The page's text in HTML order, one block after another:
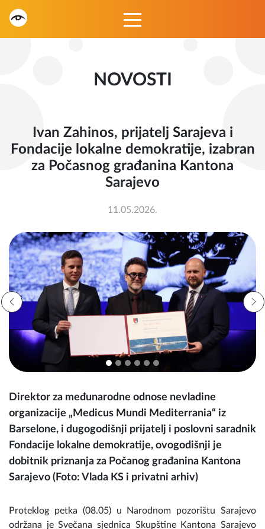
NOVOSTI
Ivan Zahinos, prijatelj Sarajeva i
Fondacije lokalne demokratije, izabran
za Počasnog građanina Kantona
Sarajevo
11.05.2026.
Direktor za međunarodne odnose nevladine
organizacije „Medicus Mundi Mediterrania“ iz
Barselone, i dugogodišnji prijatelj i poslovni saradnik
Fondacije lokalne demokratije, ovogodišnji je